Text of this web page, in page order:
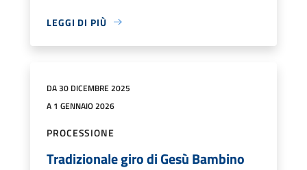
LEGGI DI PIÙ
DA 30 DICEMBRE 2025
A 1 GENNAIO 2026
PROCESSIONE
Tradizionale giro di Gesù Bambino